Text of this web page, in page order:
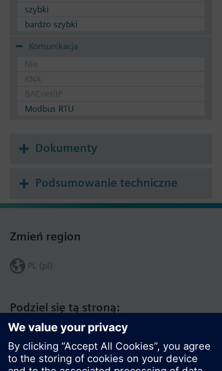
szybki
bardzo szybki
Komunikacja
Nie
KNX
BACnet/IP
Modbus RTU
Dokumenty
Podsumowanie techniczne
Podziel się tą stroną:
Zmień region
PL (pl)